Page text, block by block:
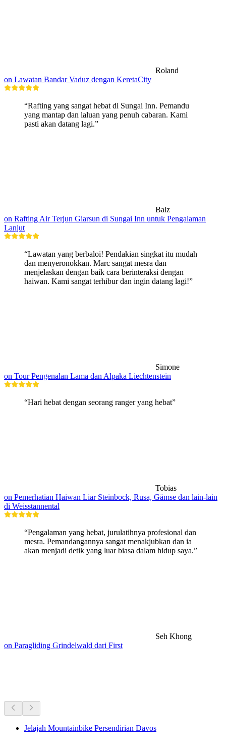
Roland
on Lawatan Bandar Vaduz dengan KeretaCity
“Rafting yang sangat hebat di Sungai Inn. Pemandu
yang mantap dan laluan yang penuh cabaran. Kami
pasti akan datang lagi.”
Balz
on Rafting Air Terjun Giarsun di Sungai Inn untuk Pengalaman
Lanjut
“Lawatan yang berbaloi! Pendakian singkat itu mudah
dan menyeronokkan. Marc sangat mesra dan
menjelaskan dengan baik cara berinteraksi dengan
haiwan. Kami sangat terhibur dan ingin datang lagi!”
Simone
on Tour Pengenalan Lama dan Alpaka Liechtenstein
“Hari hebat dengan seorang ranger yang hebat”
Tobias
on Pemerhatian Haiwan Liar Steinbock, Rusa, Gämse dan lain-lain
di Weisstannental
“Pengalaman yang hebat, jurulatihnya profesional dan
mesra. Pemandangannya sangat menakjubkan dan ia
akan menjadi detik yang luar biasa dalam hidup saya.”
Seh Khong
on Paragliding Grindelwald dari First
Jelajah Mountainbike Persendirian Davos